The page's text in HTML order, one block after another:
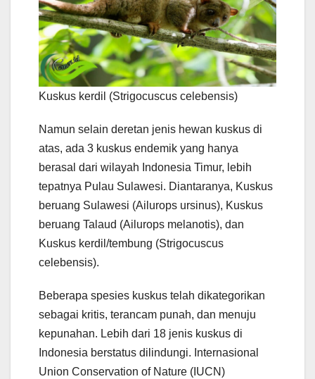
Kuskus kerdil (Strigocuscus celebensis)
Namun selain deretan jenis hewan kuskus di
atas, ada 3 kuskus endemik yang hanya
berasal dari wilayah Indonesia Timur, lebih
tepatnya Pulau Sulawesi. Diantaranya, Kuskus
beruang Sulawesi (Ailurops ursinus), Kuskus
beruang Talaud (Ailurops melanotis), dan
Kuskus kerdil/tembung (Strigocuscus
celebensis).
Beberapa spesies kuskus telah dikategorikan
sebagai kritis, terancam punah, dan menuju
kepunahan. Lebih dari 18 jenis kuskus di
Indonesia berstatus dilindungi. Internasional
Union Conservation of Nature (IUCN)